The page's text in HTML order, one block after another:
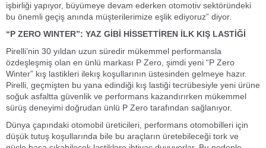
işbirliği yapıyor, büyümeye devam ederken otomotiv sektöründeki
bu önemli geçiş anında müşterilerimize eşlik ediyoruz” diyor.
“P ZERO WINTER”: YAZ GİBİ HİSSETTİREN İLK KIŞ LASTİĞİ
Pirelli’nin 30 yıldan uzun süredir mükemmel performansla
özdeşleşmiş olan en ünlü markası P Zero, şimdi yeni “P Zero
Winter” kış lastikleri ilekış koşullarının üstesinden gelmeye hazır.
Pirelli, geçmişten bu yana edindiği kış lastiği tecrübesiyle yeni ürüne
soğuk asfaltta güvenlik ve performans kazandırırken mükemmel
sürüş deneyimi doğrudan ünlü P Zero tarafından sağlanıyor.
Dünya çapındaki otomobil üreticileri, performans otomobilleri için
düşük tutuş koşullarında bile bu araçların üretebileceği tork ve